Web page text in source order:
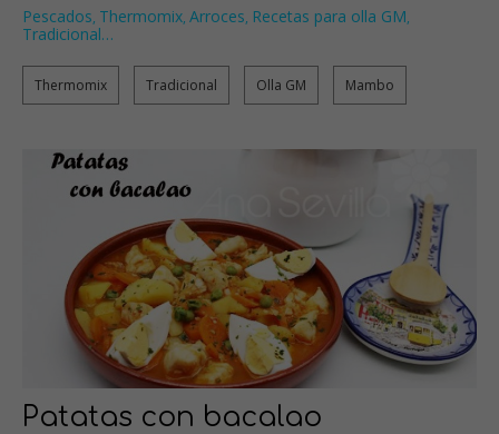
Pescados, Thermomix, Arroces, Recetas para olla GM,
Tradicional…
Thermomix Tradicional Olla GM Mambo
Patatas con bacalao